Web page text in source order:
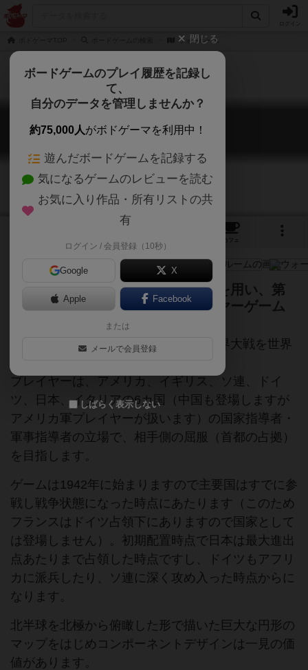
ウォールーム
ウォールーム
War Room
カフェ
北半球を模した巨大な円形マップを用い、第
二次世界大戦を描くマルチプレイヤーゲーム
WAR ROOMは2～6人向けの第二次世界大戦を世界
プレイヤーは、アメリカ、イギリス、ソ連、ドイ
ツ、日本、イタリアの6カ国（中国も登場しますが
アメリカ軍プレイヤーが扱います）の国家指導者・
軍事指導者の立場で、相手側の屈服（首都の占拠）
を目指します。
ゲームは1942年に始まりますので主要国はすでに参
戦し戦争状態になった時点にあたります（このため
フランスはドイツ占領下にありますので国家として
は登場しません）。初期配置時点で日本は最大進出
点あたりまで占領した時点ですし、ドイツもアフリ
カに派兵したり、ソ連に深く攻め入った時点からに
なります。
北半球を北極から俯瞰した形で描いた巨大な円形の
マップをはじめコンポーネントデザインは一見の価
値があります。
閉じる
ボードゲームのプレイ履歴を記録し
て、
自分のデータを管理しませんか？
約75,000人がボドゲーマを利用中！
遊んだボードゲームを記録する
気になるゲームのレビューを読む
お気に入り作品・所有リストの共
有
ログイン / 会員登録（10秒）
Google X
Apple Facebook
または
メールで会員登録
しばらく表示しない